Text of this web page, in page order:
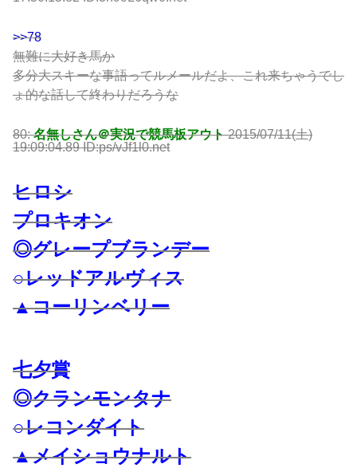
>>78
無難に大好き馬か
多分大スキーな事語ってルメールだよ、これ来ちゃうでし
ょ的な話して終わりだろうな
80:名無しさん＠実況で競馬板アウト 2015/07/11(土)
19:09:04.89 ID:ps/vJf1l0.net
ヒロシ
プロキオン
◎グレープブランデー
○レッドアルヴィス
▲コーリンベリー
七夕賞
◎クランモンタナ
○レコンダイト
▲メイショウナルト